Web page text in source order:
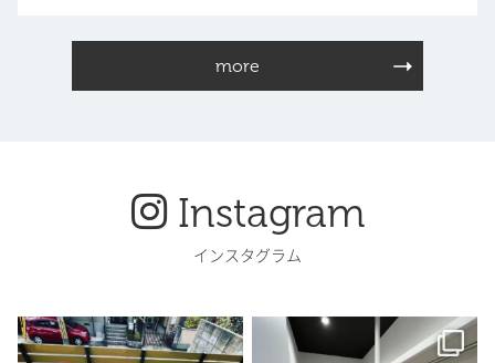
more
Instagram
インスタグラム